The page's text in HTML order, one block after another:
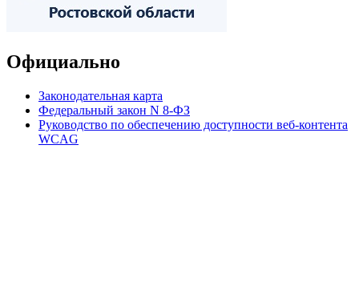
Официально
Законодательная карта
Федеральный закон N 8-ФЗ
Руководство по обеспечению доступности веб-контента
WCAG